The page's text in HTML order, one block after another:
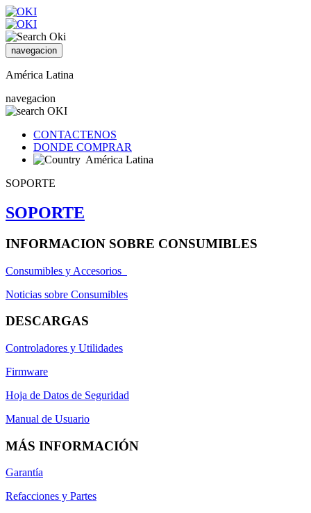
navegacion
América Latina
navegacion
CONTACTENOS
DONDE COMPRAR
América Latina
SOPORTE
SOPORTE
INFORMACION SOBRE CONSUMIBLES
Consumibles y Accesorios
Noticias sobre Consumibles
DESCARGAS
Controladores y Utilidades
Firmware
Hoja de Datos de Seguridad
Manual de Usuario
MÁS INFORMACIÓN
Garantía
Refacciones y Partes